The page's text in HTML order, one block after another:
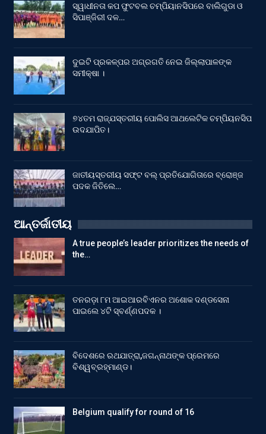
ସ୍ୱାଧୀନତା କପ ଫୁଟବଲ ଚମ୍ପିୟାନସିପରେ ବାଲିଗୁଡା ଓ
ସିପାଞ୍ଜିରୀ ଦଳ…
ଦୁଇଟି ପ୍ରକଳ୍ପର ଅଗ୍ରଗତି ନେଇ ଜିଲ୍ଲାପାଳଙ୍କ
ସମୀକ୍ଷା ।
୭୪ତମ ରାଜ୍ଯସ୍ତରୀୟ ପୋଲିସ ଆଥଲେଟିକ ଚମ୍ପିୟନସିପ
ଉଦଯାପିତ।
ଜାତୀୟସ୍ତରୀୟ ସଫ୍ଟ ବଲ୍ ପ୍ରତିଯୋଗିତାରେ ବ୍ରୋଞ୍ଜ
ପଦକ ଜିତିଲେ…
ଆନ୍ତର୍ଜାତୀୟ
A true people’s leader prioritizes the needs of
the…
ତନରଡ଼ା ୮ମ ଆଇଆରବିଏନର ଅଶୋକ ଦଣ୍ଡସେନା
ପାଇଲେ ୪ଟି ସ୍ବର୍ଣ୍ଣପଦକ ।
ବିଦେଶରେ ରଥଯାତ୍ରା,ଜଗନ୍ନାଥଙ୍କ ପ୍ରେମରେ
ବିଶ୍ୱବ୍ରହ୍ମାଣ୍ଡ।
Belgium qualify for round of 16